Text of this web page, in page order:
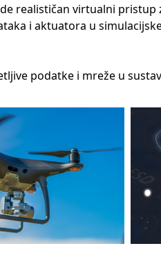
realističan virtualni
i aktuatora u
podatke i mreže u